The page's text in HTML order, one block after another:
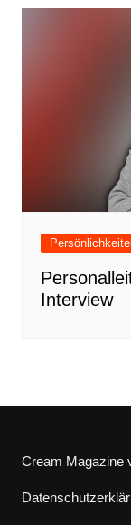
Interview
Cream Magazine